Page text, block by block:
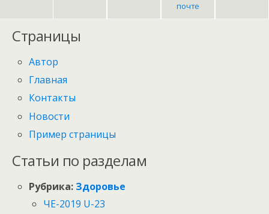
почте
Страницы
Автор
Главная
Контакты
Новости
Пример страницы
Статьи по разделам
Рубрика: Здоровье
ЧЕ-2019 U-23